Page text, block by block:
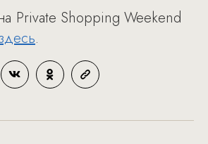
Private Shopping Weekend
.